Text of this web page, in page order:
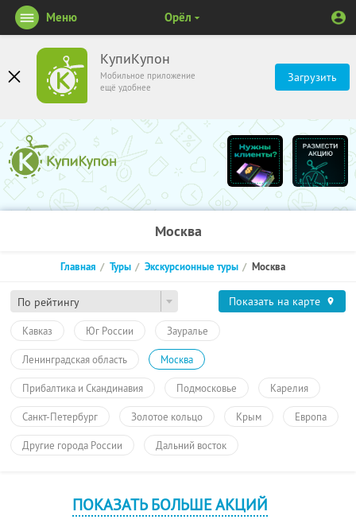
КупиКупон
Мобильное приложение
ещё удобнее
Загрузить
Меню Орёл
Москва
По рейтингу
Главная Туры Экскурсионные туры Москва
Показать на карте
Кавказ Юг России Зауралье
Ленинградская область Москва
Прибалтика и Скандинавия Подмосковье Карелия
Санкт-Петербург Золотое кольцо Крым Европа
Другие города России Дальний восток
ПОКАЗАТЬ БОЛЬШЕ АКЦИЙ